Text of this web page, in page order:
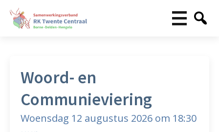
Woord- en
Communieviering
Woensdag 12 augustus 2026 om 18:30